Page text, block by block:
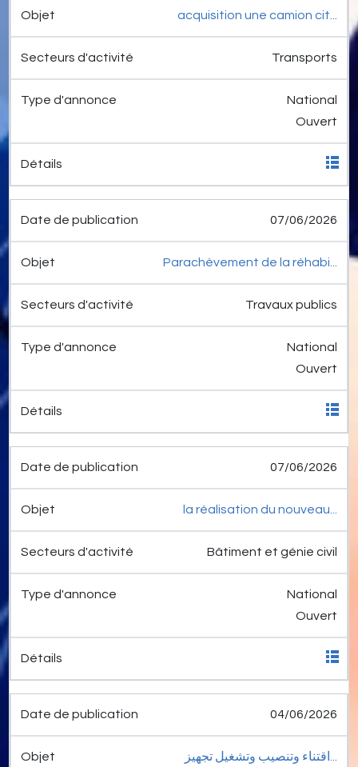
acquisition une camion cit...
Transports
National
Ouvert
07/06/2026
Parachèvement de la réhabi...
Travaux publics
National
Ouvert
07/06/2026
la réalisation du nouveau...
Bâtiment et génie civil
National
Ouvert
04/06/2026
اقتناء وتنصيب وتشغيل تجهيز...